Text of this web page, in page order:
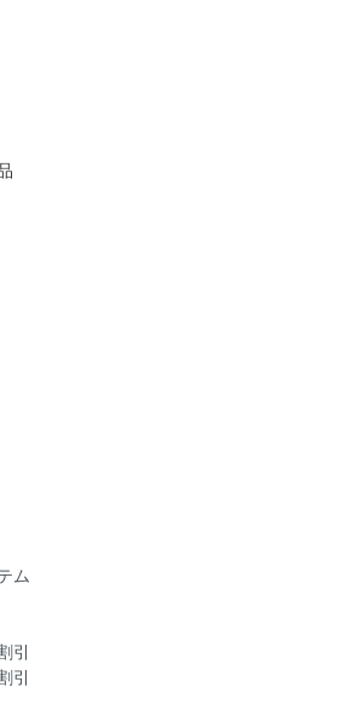
ム
引
引